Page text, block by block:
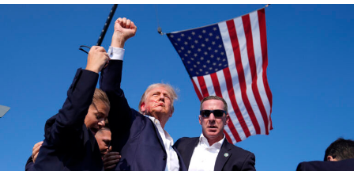
تقُم بمثله غارات التحالف الدولي؟ أم هي تدمير الطائرات
الإسرائيلية للمرّة الأولى مستودعاً لصواريخ الحزب في عمق
الجنوب في عدلون في قضاء الزهراني؟
ترامب الذي أكّد أنّه سينهي الحروب
التي اندلعت في عهد بايدن، قد
يضغط على إسرائيل لوقف الحرب